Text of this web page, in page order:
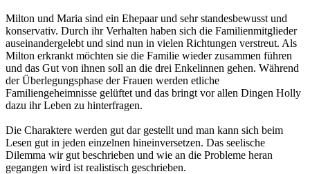
Milton und Maria sind ein Ehepaar und sehr standesbewusst und
konservativ. Durch ihr Verhalten haben sich die Familienmitglieder
auseinandergelebt und sind nun in vielen Richtungen verstreut. Als
Milton erkrankt möchten sie die Familie wieder zusammen führen
und das Gut von ihnen soll an die drei Enkelinnen gehen. Während
der Überlegungsphase der Frauen werden etliche
Familiengeheimnisse gelüftet und das bringt vor allen Dingen Holly
dazu ihr Leben zu hinterfragen.
Die Charaktere werden gut dar gestellt und man kann sich beim
Lesen gut in jeden einzelnen hineinversetzen. Das seelische
Dilemma wir gut beschrieben und wie an die Probleme heran
gegangen wird ist realistisch geschrieben.